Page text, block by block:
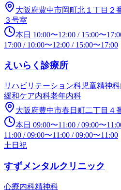
大阪府豊中市岡町北１丁目
３号室
本日 10:00〜12:00 / 15:00〜
17:00 / 10:00〜12:00 / 15:00〜17:00
えいらく診療所
リハビリテーション科児童精神科
緩和ケア内科老年内科
大阪府豊中市春日町二丁目４
本日 09:00〜11:00 /09:00〜
11:00 /09:00〜11:00 /09:00〜11:00
土日祝
すずメンタルクリニック
心療内科精神科